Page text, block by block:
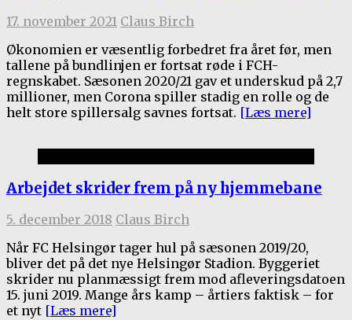
17. november 2021 Claus Birch
Økonomien er væsentlig forbedret fra året før, men
tallene på bundlinjen er fortsat røde i FCH-
regnskabet. Sæsonen 2020/21 gav et underskud på 2,7
millioner, men Corona spiller stadig en rolle og de
helt store spillersalg savnes fortsat. [Læs mere]
Arbejdet skrider frem på ny hjemmebane
5. december 2018 Claus Birch
Når FC Helsingør tager hul på sæsonen 2019/20,
bliver det på det nye Helsingør Stadion. Byggeriet
skrider nu planmæssigt frem mod afleveringsdatoen
15. juni 2019. Mange års kamp – årtiers faktisk – for
et nyt [Læs mere]